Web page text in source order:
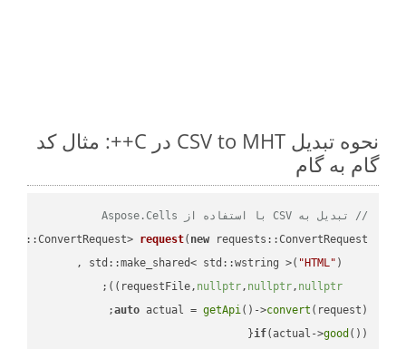
نحوه تبدیل CSV to MHT در C++: مثال کد
گام به گام
// تبدیل به CSV با استفاده از Aspose.Cells
request( new
"HTML"
    requestFile,
nullptr, nullptr, nullptr
))
;
auto actual = getApi()->convert (request);
if(actual->good